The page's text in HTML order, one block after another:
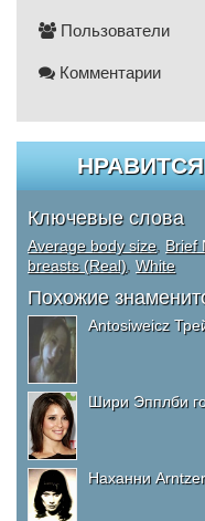
Пользователи
Комментарии
Ключевые слова
Average body size, Brief
breasts (Real), White
Похожие
Antosiweicz
Шири Эпплби
Наханни